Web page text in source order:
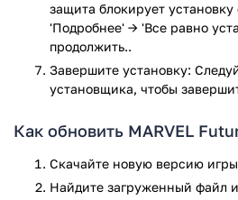
в каждой из которых
заданий. Приложение требует от
реакции и постепенного развития
Игроками должна подбираться
получения бонусов от
способностей, которые по-разному
Для приобретения нового
защита блокирует
'Подробнее' → 'Все равно
продолжить..
Завершите установку:
установщика, чтобы
Как обновить MARVEL
Скачайте новую версию
Найдите загруженный файл